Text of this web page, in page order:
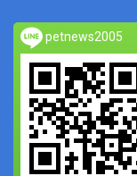
petnews2005